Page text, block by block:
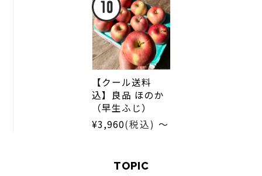
【クール送料
込】良品 ほのか
（早生ふじ）
¥3,960(税込) ～
TOPIC